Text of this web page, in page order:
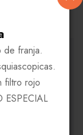
de franja.
filtro rojo
ESPECIAL